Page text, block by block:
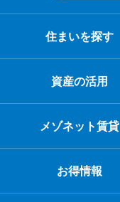
住まいを探す
資産の活用
メゾネット賃貸
お得情報